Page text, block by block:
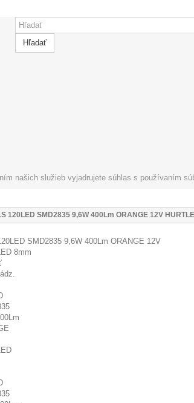
Hľadať
našich služieb vyjadrujete súhlas s používaním
120LED SMD2835 9,6W 400Lm ORANGE 12V